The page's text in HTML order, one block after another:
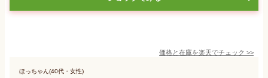
価格と在庫を楽天でチェック >>
ほっちゃん(40代・女性)